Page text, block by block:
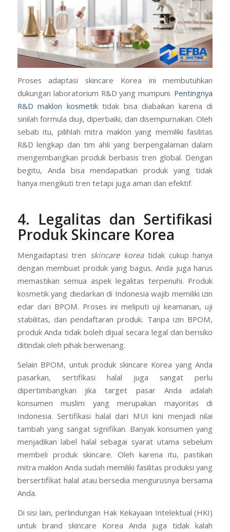
Proses adaptasi skincare Korea ini membutuhkan
dukungan laboratorium R&D yang mumpuni. Pentingnya
R&D maklon kosmetiktidak bisa diabaikan karena di
sinilah formula diuji, diperbaiki, dan disempurnakan. Oleh
sebab itu, pilihlah mitra maklon yang memiliki fasilitas
R&D lengkap dan tim ahli yang berpengalaman dalam
mengembangkan produk berbasis tren global. Dengan
begitu, Anda bisa mendapatkan produk yang tidak
hanya mengikuti tren tetapi juga aman dan efektif.
4. Legalitas dan Sertifikasi
Produk Skincare Korea
Mengadaptasi tren skincare koreatidak cukup hanya
dengan membuat produk yang bagus. Anda juga harus
memastikan semua aspek legalitas terpenuhi. Produk
kosmetik yang diedarkan di Indonesia wajib memiliki izin
edar dari BPOM. Proses ini meliputi uji keamanan, uji
stabilitas, dan pendaftaran produk. Tanpa izin BPOM,
produk Anda tidak boleh dijual secara legal dan berisiko
ditindak oleh pihak berwenang.
Selain BPOM, untuk produk skincare Korea yang Anda
pasarkan, sertifikasi halal juga sangat perlu
dipertimbangkan jika target pasar Anda adalah
konsumen muslim yang merupakan mayoritas di
Indonesia. Sertifikasi halal dari MUI kini menjadi nilai
tambah yang sangat signifikan. Banyak konsumen yang
menjadikan label halal sebagai syarat utama sebelum
membeli produk skincare. Oleh karena itu, pastikan
mitra maklon Anda sudah memiliki fasilitas produksi yang
bersertifikat halal atau bersedia mengurusnya bersama
Anda.
Di sisi lain, perlindungan Hak Kekayaan Intelektual (HKI)
untuk brand skincare Korea Anda juga tidak kalah